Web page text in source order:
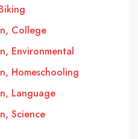
College
Environmental
Homeschooling
Language
Science